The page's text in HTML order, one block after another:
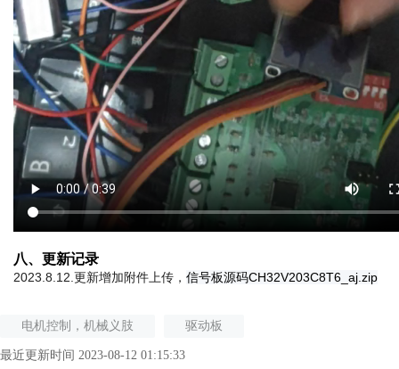
八、更新记录
2023.8.12.更新增加附件上传， 信号板源码CH32V203C8T6_aj.zip
电机控制，机械义肢 驱动板
最近更新时间 2023-08-12 01:15:33